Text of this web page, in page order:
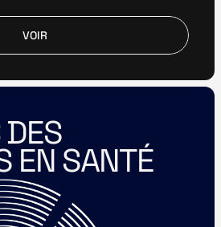
VOIR
EN SANTÉ